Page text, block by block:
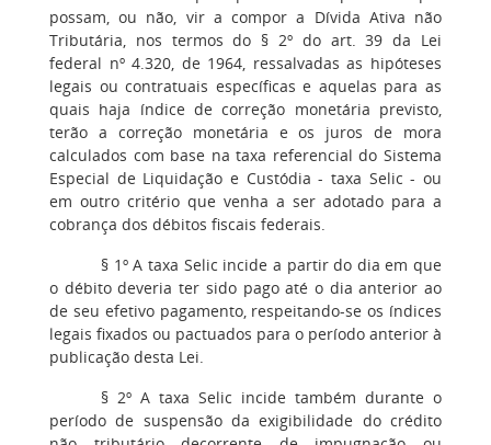
possam, ou não, vir a compor a Dívida Ativa não
Tributária, nos termos do § 2º do art. 39 da Lei
federal nº 4.320, de 1964, ressalvadas as hipóteses
legais ou contratuais específicas e aquelas para as
quais haja índice de correção monetária previsto,
terão a correção monetária e os juros de mora
calculados com base na taxa referencial do Sistema
Especial de Liquidação e Custódia - taxa Selic - ou
em outro critério que venha a ser adotado para a
cobrança dos débitos fiscais federais.
§ 1º A taxa Selic incide a partir do dia em que
o débito deveria ter sido pago até o dia anterior ao
de seu efetivo pagamento, respeitando-se os índices
legais fixados ou pactuados para o período anterior à
publicação desta Lei.
§ 2º A taxa Selic incide também durante o
período de suspensão da exigibilidade do crédito